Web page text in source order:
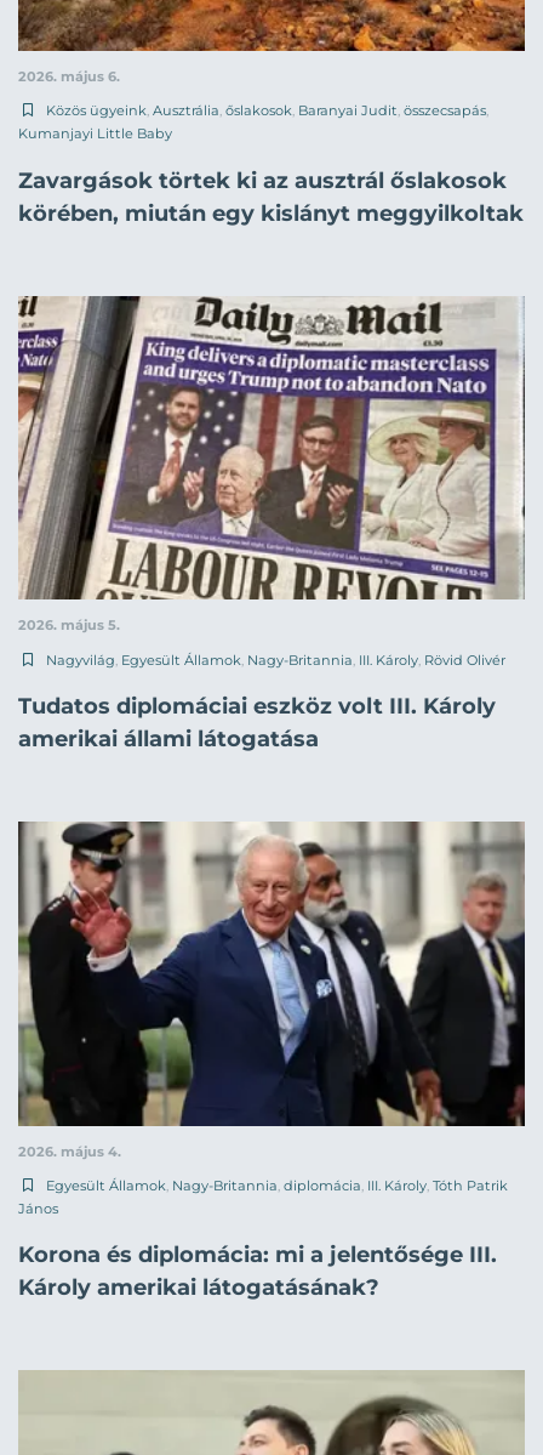
2026. május 6.
Közös ügyeink, Ausztrália, őslakosok, Baranyai Judit, összecsapás,
Kumanjayi Little Baby
Zavargások törtek ki az ausztrál őslakosok
körében, miután egy kislányt meggyilkoltak
2026. május 5.
Nagyvilág Egyesült Államok Nagy-Britannia III. Károly Rövid Olivér
Tudatos diplomáciai eszköz volt III. Károly
amerikai állami látogatása
2026. május 4.
Egyesült Államok Nagy-Britannia diplomácia III. Károly Tóth Patrik
János
Korona és diplomácia: mi a jelentősége III.
Károly amerikai látogatásának?